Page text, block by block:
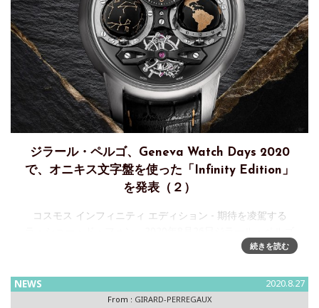
ジラール・ペルゴ、Geneva Watch Days 2020
で、オニキス文字盤を使った「Infinity Edition」
を発表（２）
コスモス インフィニティ エディション - 期待を凌駕する
は、2019年にリリースされたコスモスの進化版、コスモス イ
続きを読む
NEWS 2020.8.27
From : GIRARD-PERREGAUX